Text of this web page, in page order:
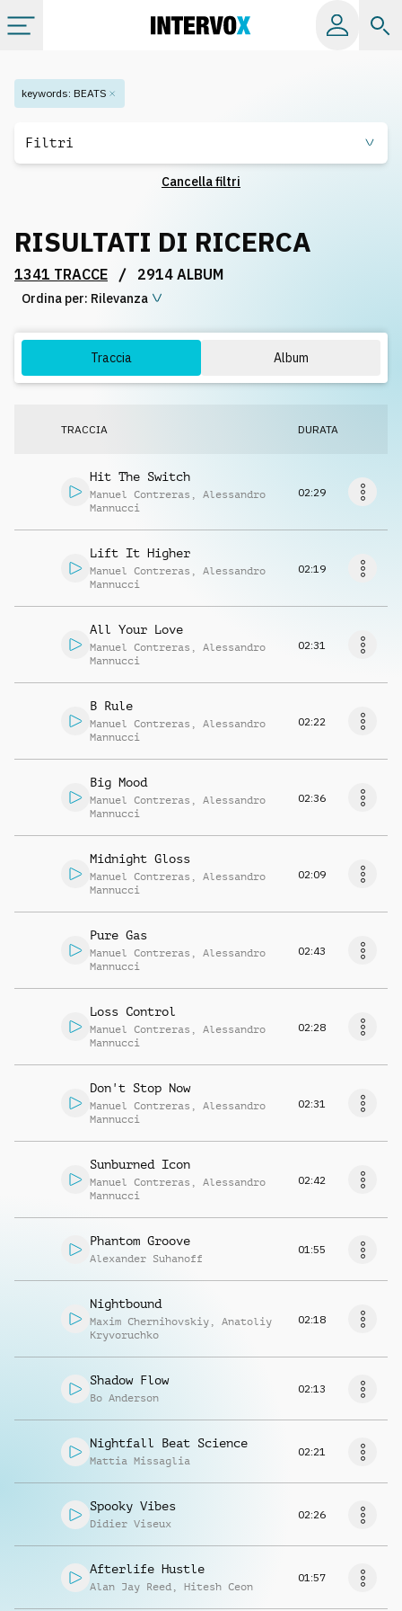
Categorie
Playlist
Licenze
keywords: BEATS
Filtri
Cancella filtri
RISULTATI DI RICERCA
1341 TRACCE / 2914 ALBUM
Ordina per: Rilevanza
Traccia Album
TRACCIA DURATA
Hit The Switch
Manuel Contreras , Alessandro
Mannucci
02:29
Lift It Higher
Manuel Contreras , Alessandro
Mannucci
02:19
All Your Love
Manuel Contreras , Alessandro
Mannucci
02:31
B Rule
Manuel Contreras , Alessandro
Mannucci
02:22
Big Mood
Manuel Contreras , Alessandro
Mannucci
02:36
Midnight Gloss
Manuel Contreras , Alessandro
Mannucci
02:09
Pure Gas
Manuel Contreras , Alessandro
Mannucci
02:43
Loss Control
Manuel Contreras , Alessandro
Mannucci
02:28
Don't Stop Now
Manuel Contreras , Alessandro
Mannucci
02:31
Sunburned Icon
Manuel Contreras , Alessandro
Mannucci
02:42
Phantom Groove
Alexander Suhanoff
01:55
Nightbound
Maxim Chernihovskiy , Anatoliy
Kryvoruchko
02:18
Shadow Flow
Bo Anderson
02:13
Nightfall Beat Science
Mattia Missaglia
02:21
Spooky Vibes
Didier Viseux
02:26
Afterlife Hustle
Alan Jay Reed , Hitesh Ceon
01:57